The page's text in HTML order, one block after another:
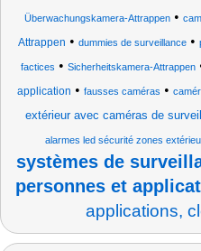
Überwachungskamera-Attrappen•
Attrappen • dummies de surveillance•
factices • Sicherheitskamera-Attrappen
application • fausses caméras •
extérieur avec caméras de
alarmes led sécurité zones
systèmes de
personnes et
applications,